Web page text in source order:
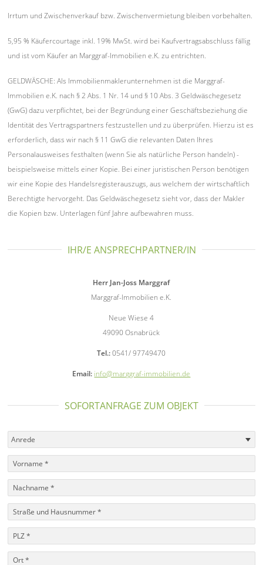
Irrtum und Zwischenverkauf bzw. Zwischenvermietung bleiben vorbehalten.
5,95 % Käufercourtage inkl. 19% MwSt. wird bei Kaufvertragsabschluss fällig
und ist vom Käufer an Marggraf-Immobilien e.K. zu entrichten.
GELDWÄSCHE: Als Immobilienmaklerunternehmen ist die Marggraf-
Immobilien e.K. nach § 2 Abs. 1 Nr. 14 und § 10 Abs. 3 Geldwäschegesetz
(GwG) dazu verpflichtet, bei der Begründung einer Geschäftsbeziehung die
Identität des Vertragspartners festzustellen und zu überprüfen. Hierzu ist es
erforderlich, dass wir nach § 11 GwG die relevanten Daten Ihres
Personalausweises festhalten (wenn Sie als natürliche Person handeln) -
beispielsweise mittels einer Kopie. Bei einer juristischen Person benötigen
wir eine Kopie des Handelsregisterauszugs, aus welchem der wirtschaftlich
Berechtigte hervorgeht. Das Geldwäschegesetz sieht vor, dass der Makler
die Kopien bzw. Unterlagen fünf Jahre aufbewahren muss.
IHR/E ANSPRECHPARTNER/IN
Herr Jan-Joss Marggraf
Marggraf-Immobilien e.K.
Neue Wiese 4
49090 Osnabrück
Tel.: 0541/ 97749470
Email: info@marggraf-immobilien.de
SOFORTANFRAGE ZUM OBJEKT